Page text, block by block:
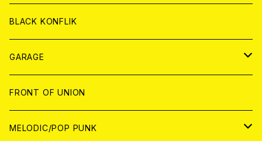
ANALOG
ANALOG
CD
ANALOG
BLACK KONFLIK
GARAGE
JAPAN
アナログ
WORLD
FRONT OF UNION
MELODIC/POP PUNK